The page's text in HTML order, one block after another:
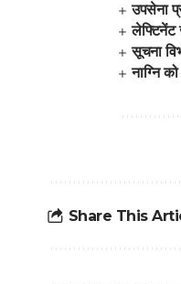
उपसेना
लेफ्टिनेंट
सूचना
नाग्नि
Share This